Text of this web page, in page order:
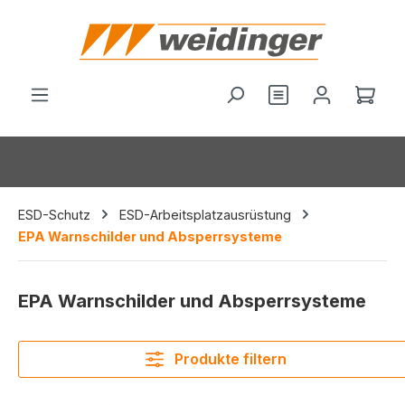
springen
Du hast 0
ESD-Schutz
ESD-Arbeitsplatzausrüstung
EPA Warnschilder und Absperrsysteme
EPA Warnschilder und Absperrsysteme
Produkte filtern